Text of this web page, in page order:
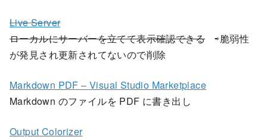
Live Server
ローカルにサーバーを立てて表示確認できる ⇨脆弱性
が発見され更新されてないので削除
Markdown PDF – Visual Studio Marketplace
Markdown のファイルを PDF に書き出し
Output Colorizer